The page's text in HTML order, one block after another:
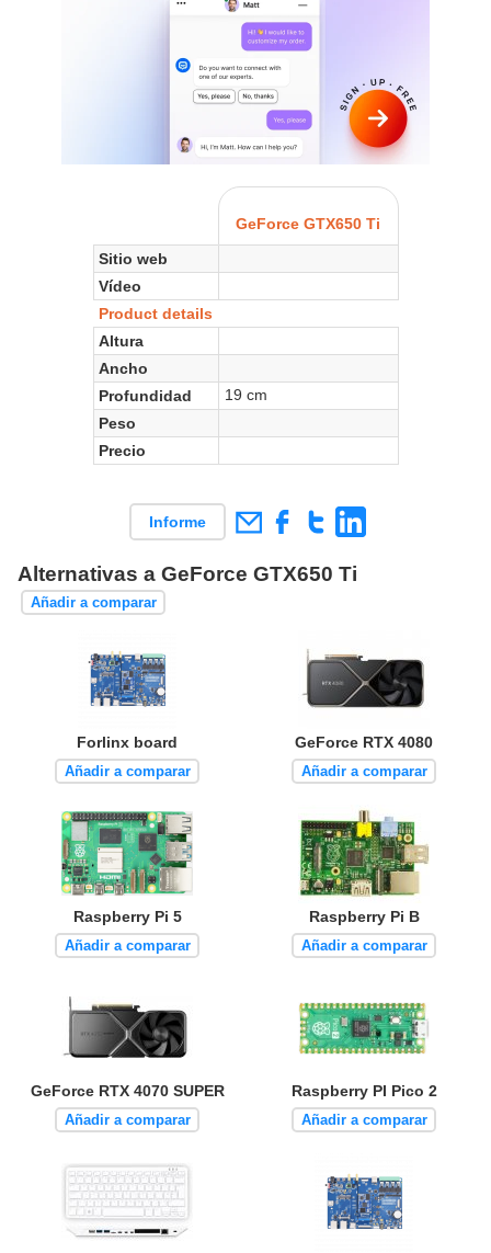
GeForce GTX650 Ti
Sitio web
Vídeo
Product details
Altura
Ancho
Profundidad
19 cm
Peso
Precio
Informe
Alternativas a GeForce GTX650 Ti
Añadir a comparar
Forlinx board
Añadir a comparar
GeForce RTX 4080
Añadir a comparar
Raspberry Pi 5
Añadir a comparar
Raspberry Pi B
Añadir a comparar
GeForce RTX 4070 SUPER
Añadir a comparar
Raspberry PI Pico 2
Añadir a comparar